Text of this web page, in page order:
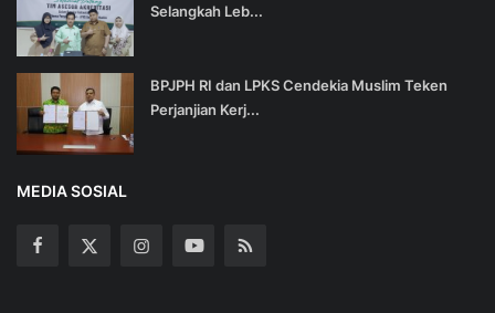
Selangkah Leb...
BPJPH RI dan LPKS Cendekia Muslim Teken
Perjanjian Kerj...
MEDIA SOSIAL